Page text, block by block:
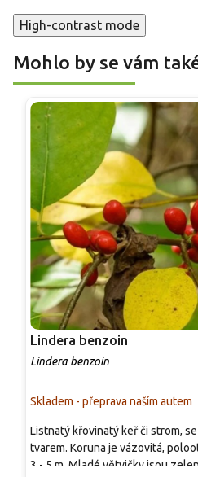
High-contrast mode
Mohlo by se vám
Lindera benzoin
Lindera benzoin
Skladem - přeprava naším autem
Listnatý křovinatý keř či strom,
tvarem. Koruna je vázovitá,
3 - 5 m. Mladé větvičky jsou